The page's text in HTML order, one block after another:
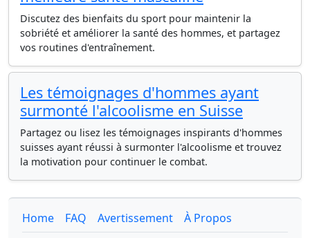
Discutez des bienfaits du sport pour maintenir la
sobriété et améliorer la santé des hommes, et partagez
vos routines d'entraînement.
Les témoignages d'hommes ayant
surmonté l'alcoolisme en Suisse
Partagez ou lisez les témoignages inspirants d'hommes
suisses ayant réussi à surmonter l'alcoolisme et trouvez
la motivation pour continuer le combat.
Home FAQ Avertissement À Propos